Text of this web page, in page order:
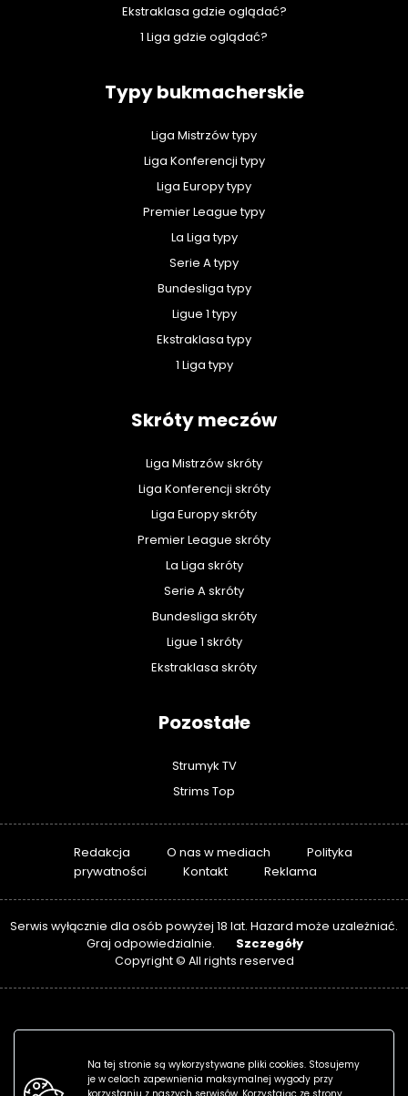
Ekstraklasa gdzie oglądać?
1 Liga gdzie oglądać?
Typy bukmacherskie
Liga Mistrzów typy
Liga Konferencji typy
Liga Europy typy
Premier League typy
La Liga typy
Serie A typy
Bundesliga typy
Ligue 1 typy
Ekstraklasa typy
1 Liga typy
Skróty meczów
Liga Mistrzów skróty
Liga Konferencji skróty
Liga Europy skróty
Premier League skróty
La Liga skróty
Serie A skróty
Bundesliga skróty
Ligue 1 skróty
Ekstraklasa skróty
Pozostałe
Strumyk TV
Strims Top
Redakcja O nas w mediach
Polityka
prywatności
Kontakt Reklama
Serwis wyłącznie dla osób powyżej 18 lat. Hazard może uzależniać.
Graj odpowiedzialnie.
Szczegóły
Copyright © All rights reserved
Na tej stronie są wykorzystywane pliki cookies. Stosujemy
je w celach zapewnienia maksymalnej wygody przy